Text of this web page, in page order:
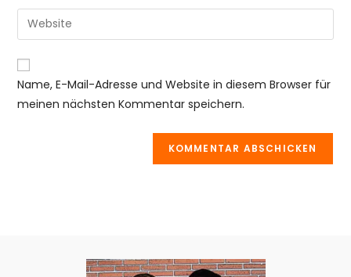
zum
Kommentieren
ein
E-
Mail-
zum
Kommentieren
ein
Gib
deine
Website-
URL
Name, E-Mail-Adresse und Website in diesem Browser für
meinen nächsten Kommentar speichern.